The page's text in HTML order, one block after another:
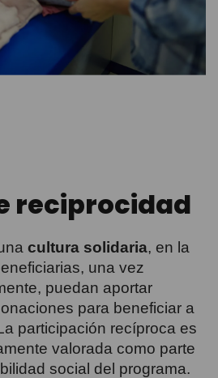
reciprocidad
cultura solidaria, en la
una vez
puedan aportar
para beneficiar a
participación recíproca es
valorada como parte
social del programa.